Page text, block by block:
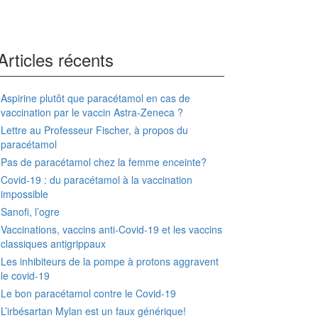
récents
Aspirine plutôt que paracétamol en cas de
vaccination par le vaccin Astra-Zeneca ?
Lettre au Professeur Fischer, à propos du
paracétamol
Pas de paracétamol chez la femme enceinte?
Covid-19 : du paracétamol à la vaccination
impossible
Sanofi, l’ogre
Vaccinations, vaccins anti-Covid-19 et les vaccins
classiques antigrippaux
Les inhibiteurs de la pompe à protons aggravent
le covid-19
Le bon paracétamol contre le Covid-19
L’irbésartan Mylan est un faux générique!